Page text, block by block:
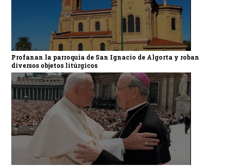
Profanan la parroquia de San Ignacio de Algorta y roban
diversos objetos litúrgicos